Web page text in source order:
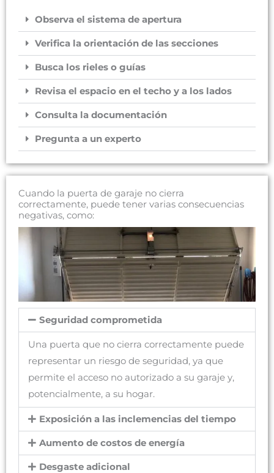
Observa el sistema de apertura
Verifica la orientación de las secciones
Busca los rieles o guías
Revisa el espacio en el techo y a los lados
Consulta la documentación
Pregunta a un experto
Cuando la puerta de garaje no cierra
correctamente, puede tener varias consecuencias
negativas, como:
Seguridad comprometida
Una puerta que no cierra correctamente puede
representar un riesgo de seguridad, ya que
permite el acceso no autorizado a su garaje y,
potencialmente, a su hogar.
Exposición a las inclemencias del tiempo
Aumento de costos de energía
Desgaste adicional